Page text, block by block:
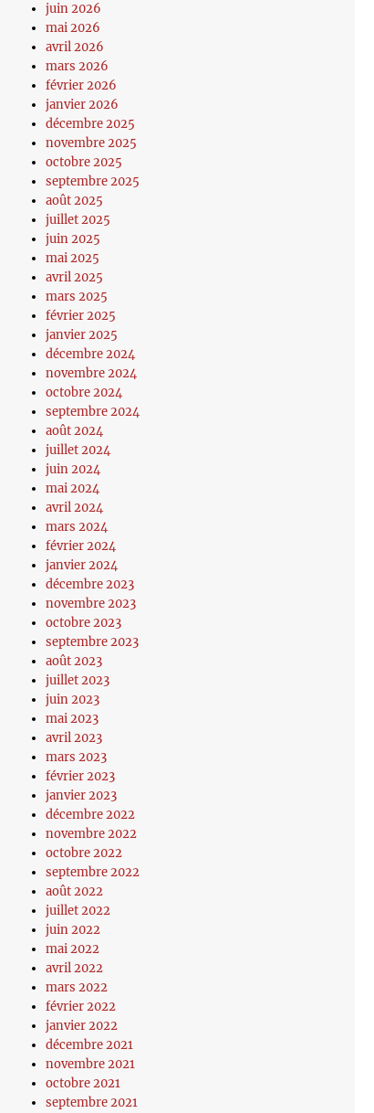
juin 2026
mai 2026
avril 2026
mars 2026
février 2026
janvier 2026
décembre 2025
novembre 2025
octobre 2025
septembre 2025
août 2025
juillet 2025
juin 2025
mai 2025
avril 2025
mars 2025
février 2025
janvier 2025
décembre 2024
novembre 2024
octobre 2024
septembre 2024
août 2024
juillet 2024
juin 2024
mai 2024
avril 2024
mars 2024
février 2024
janvier 2024
décembre 2023
novembre 2023
octobre 2023
septembre 2023
août 2023
juillet 2023
juin 2023
mai 2023
avril 2023
mars 2023
février 2023
janvier 2023
décembre 2022
novembre 2022
octobre 2022
septembre 2022
août 2022
juillet 2022
juin 2022
mai 2022
avril 2022
mars 2022
février 2022
janvier 2022
décembre 2021
novembre 2021
octobre 2021
septembre 2021